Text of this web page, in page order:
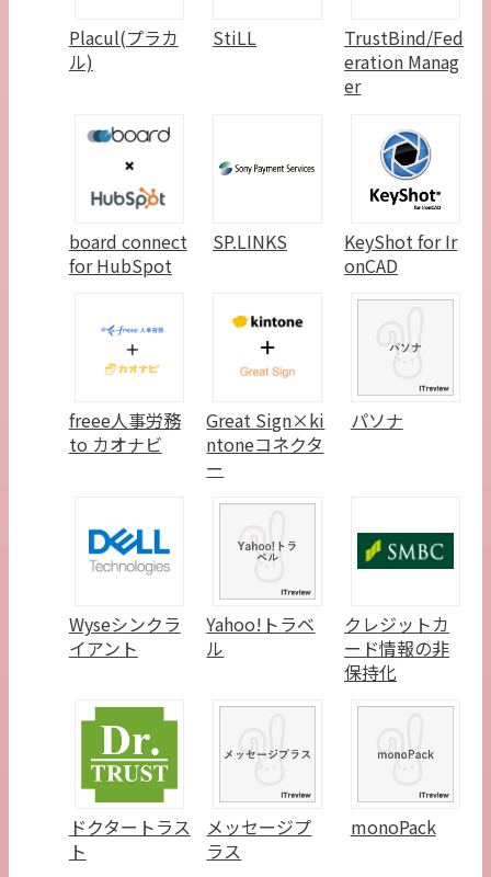
Placul(プラカ
ル)
StiLL
TrustBind/Fed
eration Manag
er
board connect
for HubSpot
SP.LINKS
KeyShot for Ir
onCAD
freee人事労務
to カオナビ
Great Sign×ki
ntoneコネクタ
ー
パソナ
Wyseシンクラ
イアント
Yahoo!トラベ
ル
クレジットカ
ード情報の非
保持化
ドクタートラス
ト
メッセージプ
ラス
monoPack